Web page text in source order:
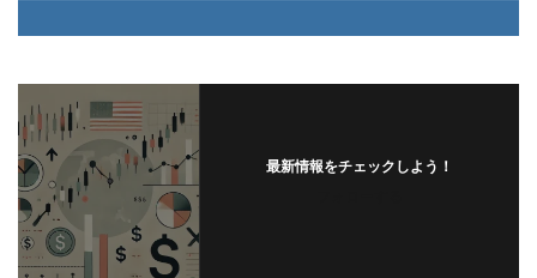
最新情報をチェックしよう！